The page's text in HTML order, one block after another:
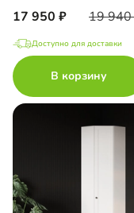
17 950 19 940
Доступно для доставки
В корзину